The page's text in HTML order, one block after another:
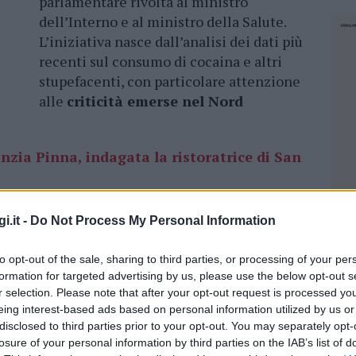
- Do Not Process My Personal Information
opt-out of the sale, sharing to third parties, or processing of your
for targeted advertising by us, please use the below opt-out
selection. Please note that after your opt-out request is processed
interest-based ads based on personal information utilized by us
to third parties prior to your opt-out. You may separately
of your personal information by third parties on the IAB’s list of
dell’Interno e al ministro della Salute.
L’iniziativa nasce dall’analisi dei dati più
recenti sul consumo di cocaina e altri
stupefacenti, con particolare attenzione
alle criticità emerse nel Nord
Pinna, indagata la ristoratrice di San
del Consiglio dei Ministri, relativi
particolarmente preoccupante in alcune
che emerge come uno dei territori più
Giagoni-. Non possiamo più permetterci di
anno, si fa sempre più grave”.
al Governoè duplice: da un lato